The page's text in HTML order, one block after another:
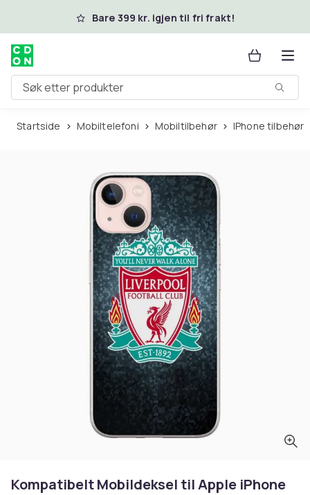
Hopp til hovedinnholdBare 399 kr. igjen til fri frakt!
Søk etter produkter
Startside Mobiltelefoni Mobiltilbehør iPhone tilbehør
Kompatibelt Mobildeksel til Apple iPhone